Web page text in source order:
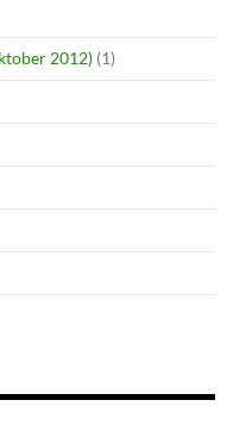
2012) (1)